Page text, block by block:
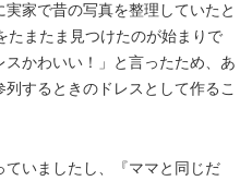
家で昔の写真を整理していたと
たまたま見つけたのが始まりで
かわいい！」と言ったため、あ
するときのドレスとして作るこ
ていましたし、『ママと同じだ